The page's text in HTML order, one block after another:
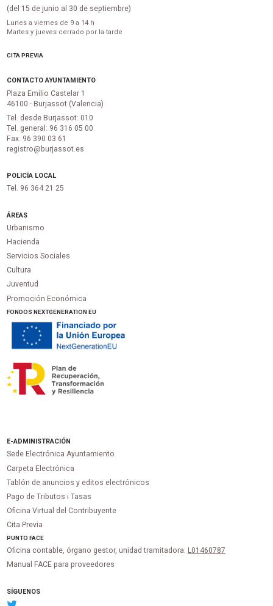
(del 15 de junio al 30 de septiembre)
Lunes a viernes de 9 a 14 h
Martes y jueves cerrado por la tarde
CITA PREVIA
CONTACTO AYUNTAMIENTO
Plaza Emilio Castelar 1
46100 · Burjassot (Valencia)
Tel. desde Burjassot: 010
Tel. general: 96 316 05 00
Fax. 96 390 03 61
registro@burjassot.es
POLICÍA LOCAL
Tel. 96 364 21 25
ÁREAS
Urbanismo
Hacienda
Servicios Sociales
Cultura
Juventud
Promoción Económica
FONDOS NEXTGENERATION EU
E-ADMINISTRACIÓN
Sede Electrónica Ayuntamiento
Carpeta Electrónica
Tablón de anuncios y editos electrónicos
Pago de Tributos i Tasas
Oficina Virtual del Contribuyente
Cita Previa
PUNTOFACE
Oficina contable, órgano gestor, unidad tramitadora: L01460787
Manual FACE para proveedores
SÍGUENOS